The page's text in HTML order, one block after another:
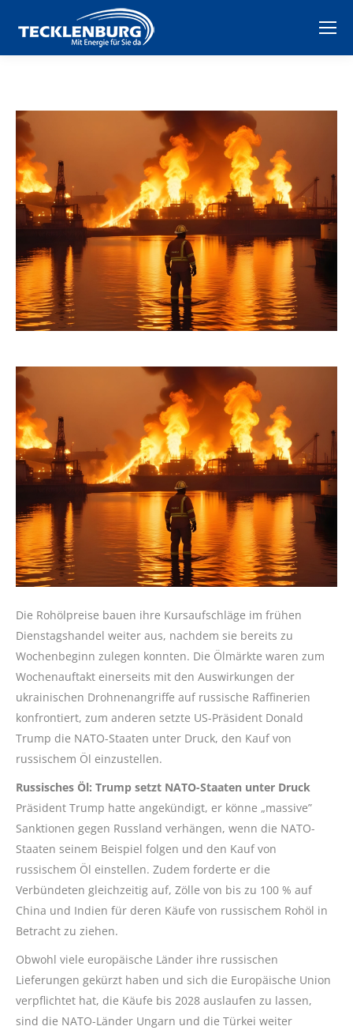
Die Rohölpreise bauen ihre Kursaufschläge im frühen
Dienstagshandel weiter aus, nachdem sie bereits zu
Wochenbeginn zulegen konnten. Die Ölmärkte waren zum
Wochenauftakt einerseits mit den Auswirkungen der
ukrainischen Drohnenangriffe auf russische Raffinerien
konfrontiert, zum anderen setzte US-Präsident Donald
Trump die NATO-Staaten unter Druck, den Kauf von
russischem Öl einzustellen.
Russisches Öl: Trump setzt NATO-Staaten unter Druck
Präsident Trump hatte angekündigt, er könne „massive”
Sanktionen gegen Russland verhängen, wenn die NATO-
Staaten seinem Beispiel folgen und den Kauf von
russischem Öl einstellen. Zudem forderte er die
Verbündeten gleichzeitig auf, Zölle von bis zu 100 % auf
China und Indien für deren Käufe von russischem Rohöl in
Betracht zu ziehen.
Obwohl viele europäische Länder ihre russischen
Lieferungen gekürzt haben und sich die Europäische Union
verpflichtet hat, die Käufe bis 2028 auslaufen zu lassen,
sind die NATO-Länder Ungarn und die Türkei weiter